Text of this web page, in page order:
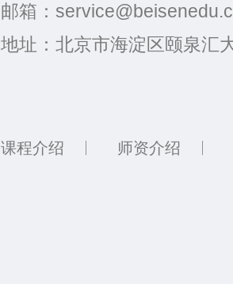
邮箱：
地址： 北京市海淀区颐泉汇
课程介绍 师资介绍